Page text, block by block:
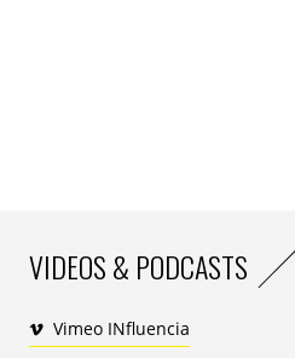
61 % des répondants
“qui racontent la vraie vie”.
témoigne de cette envie
VIDEOS & PODCASTS
Vimeo INfluencia